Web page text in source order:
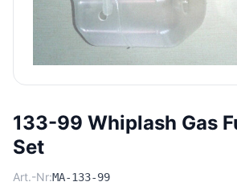
133-99 Whiplash Gas
Set
Art.-Nr:MA-133-99